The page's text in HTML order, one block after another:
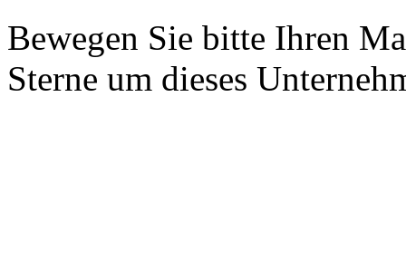
Bewegen Sie bitte Ihren
Sterne um dieses